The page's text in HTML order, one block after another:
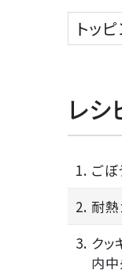
トッ
レシ
1. ごぼ
2. 耐
3. クッ
内中